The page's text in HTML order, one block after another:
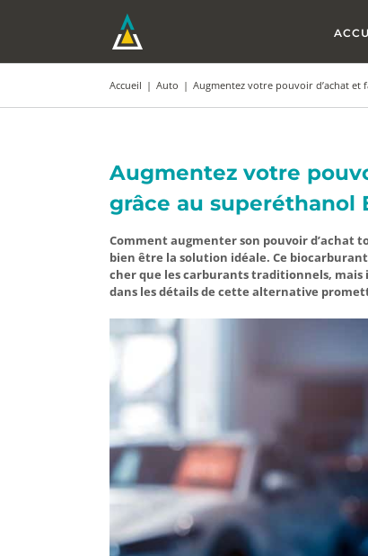
Accueil | Auto | Augmentez votre pouvoir d’achat et
Augmentez votre
grâce au superéthanol
Comment augmenter son pouvoir d’achat
bien être la solution idéale. Ce
cher que les carburants traditionnels, mais
dans les détails de cette alternative